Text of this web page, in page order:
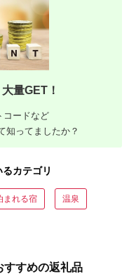
量GET！
コードなど
知ってましたか？
カテゴリ
まれる宿 温泉
すすめの返礼品